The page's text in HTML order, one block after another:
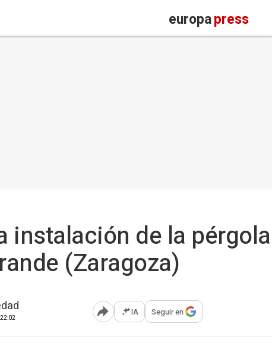
europapress
instalación de la
(Zaragoza)
Abrir opciones para compartir
IA Seguir en